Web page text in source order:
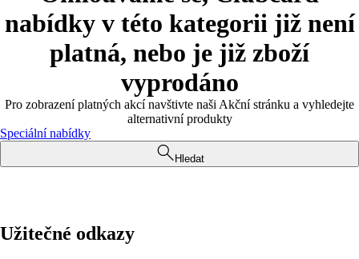
nabídky v této kategorii již není
platná, nebo je již zboží
vyprodáno
Pro zobrazení platných akcí navštivte naši Akční stránku a vyhledejte
alternativní produkty
Speciální nabídky
Hledat
Užitečné odkazy